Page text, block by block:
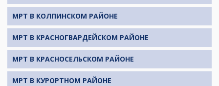
МРТ В КОЛПИНСКОМ РАЙОНЕ
МРТ В КРАСНОГВАРДЕЙСКОМ РАЙОНЕ
МРТ В КРАСНОСЕЛЬСКОМ РАЙОНЕ
МРТ В КУРОРТНОМ РАЙОНЕ